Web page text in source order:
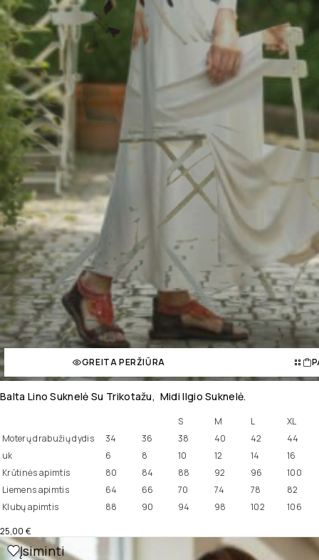
GREITA PERŽIŪRA
Balta Lino Suknelė Su Trikotažu, Midi Ilgio Suknelė.
S M L
XL
Moterų drabužių dydis
34 36 38 40 42
44
uk
6 8 10 12 14
16
Krūtinės apimtis
80 84 88 92 96
100
Liemens apimtis
64 66 70 74 78
82
Klubų apimtis
88 90 94 98 102
106
25,00 €
Įsiminti